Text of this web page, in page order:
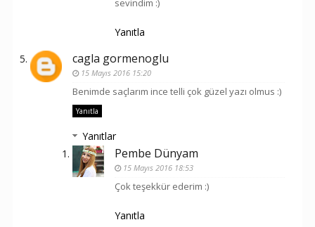
sevindim :)
Yanıtla
cagla gormenoglu
15 Mayıs 2016 15:20
Benimde saçlarım ince telli çok güzel yazı olmus :)
Yanıtla
Yanıtlar
Pembe Dünyam
15 Mayıs 2016 18:53
Çok teşekkür ederim :)
Yanıtla